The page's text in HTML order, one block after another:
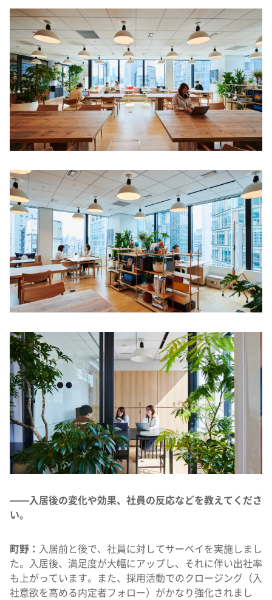
——入居後の変化や効果、社員の反応などを教えてくださ
い。
町野： 入居前と後で、社員に対してサーベイを実施しまし
た。入居後、満足度が大幅にアップし、それに伴い出社率
も上がっています。また、採用活動でのクロージング（入
社意欲を高める内定者フォロー）がかなり強化されまし